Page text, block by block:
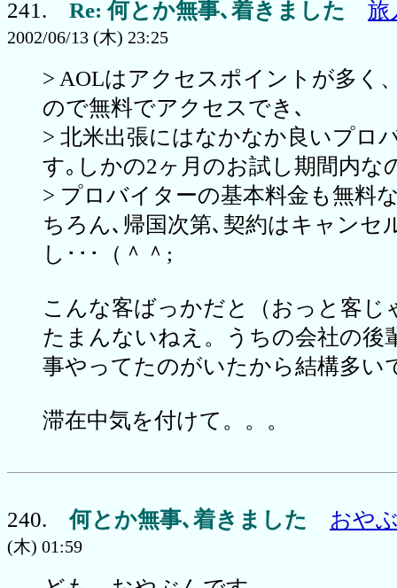
241. Re: 何とか無事､着きました 旅
2002/06/13 (木) 23:25
> AOLはアクセスポイントが多く
ので無料でアクセスでき､
> 北米出張にはなかなか良いプロ
す｡しかの2ヶ月のお試し期間内な
> プロバイターの基本料金も無料
ちろん､帰国次第､契約はキャンセ
し･･･（＾＾;
こんな客ばっかだと（おっと客じ
たまんないねえ。うちの会社の後
事やってたのがいたから結構多い
滞在中気を付けて。。。
240.何とか無事､着きました おや
(木) 01:59